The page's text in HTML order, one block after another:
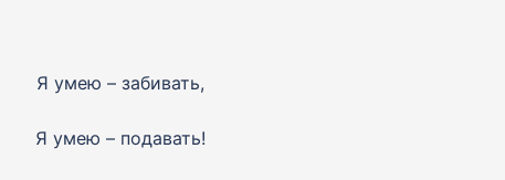
Я умею – забивать,
Я умею – подавать!